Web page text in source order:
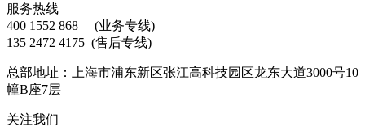
服务热线
400 1552 868
(业务专线)
135 2472 4175 (售后专线)
总部地址：上海市浦东新区张江高科技园区龙东大道3000号10
幢B座7层
关注我们